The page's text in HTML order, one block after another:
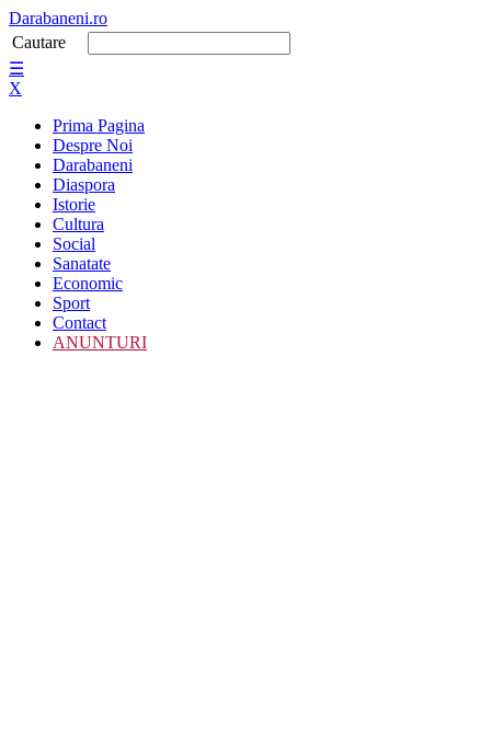
Darabaneni.ro
Cautare
☰
X
Prima Pagina
Despre Noi
Darabaneni
Diaspora
Istorie
Cultura
Social
Sanatate
Economic
Sport
Contact
ANUNTURI